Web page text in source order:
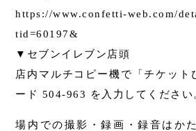
https://www.confetti-web.com/
tid=60197&
▼セブンイレブン店頭
店内マルチコピー機で「チケット
ード 504-963 を入力してください
場内での撮影・録画・録音はか